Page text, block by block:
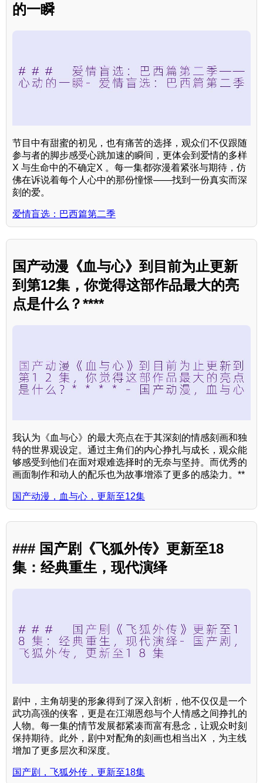
的一瞬
节目中有甜蜜的初见，也有痛苦的选择，观众们不仅跟随
参与者的脚步感受心跳加速的瞬间，更体会到爱情的多样
X 与生命中的不确定X 。每一集都弥漫着紧张与期待，仿
佛在诉说着每个人心中的那份憧憬——找到一份真实而深
刻的爱。
爱情盲选：巴西篇第二季
国产动漫《血与心》到目前为止更新
到第12集，你觉得这部作品最大的亮
点是什么？****
我认为《血与心》的最大亮点在于其深刻的情感刻画和独
特的世界观设定。通过主角们的内心挣扎与成长，观众能
够感受到他们在面对艰难选择时的无奈与坚持。而优秀的
画面制作和动人的配乐也为故事增添了更多的感染力。**
国产动漫，血与心，更新至12集
### 国产剧《飞狐外传》更新至18
集：经典重生，现代演绎
剧中，主角胡斐的形象得到了深入剖析，他不仅仅是一个
武功高强的侠客，更是在江湖恩怨与个人情感之间挣扎的
人物。每一集的情节发展都紧凑而富有悬念，让观众时刻
保持期待。此外，剧中对配角的刻画也相当出X ，为主线
增加了更多层次和深度。
国产剧，飞狐外传，更新至18集